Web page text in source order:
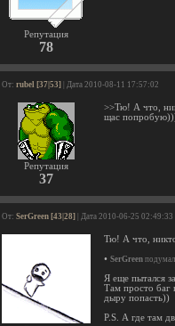
Репутация
78
От: rubel [37|53] | Дата 2010-08-11 17:57:02
Репутация
37
>>Тю! А что,
щас попробую)))
От: SerGreen [43|28] | Дата 2010-06-25 02:49:33
Тю! А что, никто
• SerGreen
Я еще пытался
Там просто баг
дыру попасть))
P.S. А где там